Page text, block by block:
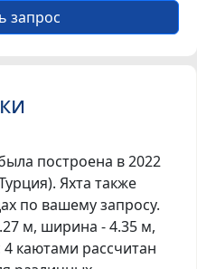
запрос
построена в 2022
Яхта также
по вашему запросу.
м, ширина - 4.35 м,
4 каютами рассчитан